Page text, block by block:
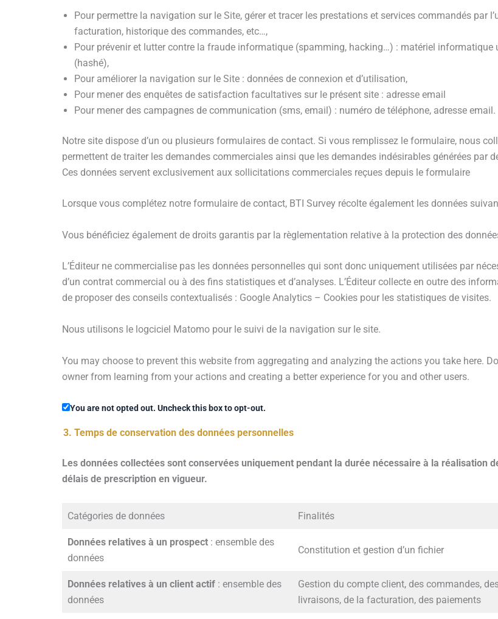
Pour permettre la navigation sur le Site, gérer et tracer les prestations et services commandés par
facturation, historique des commandes, etc…,
Pour prévenir et lutter contre la fraude informatique (spamming, hacking…) : matériel informatique
(hashé),
Pour améliorer la navigation sur le Site : données de connexion et d’utilisation,
Pour mener des enquêtes de satisfaction facultatives sur le présent site : adresse email
Pour mener des campagnes de communication (sms, email) : numéro de téléphone, adresse email.
Notre site dispose d’un ou plusieurs formulaires de contact. Si vous remplissez le formulaire, nous
permettent de traiter les demandes commerciales ainsi que les demandes indésirables générées par
Ces données servent exclusivement aux sollicitations commerciales reçues depuis le formulaire
Lorsque vous complétez notre formulaire de contact, BTI Survey récolte également les données
Vous bénéficiez également de droits garantis par la règlementation relative à la protection des
L’Éditeur ne commercialise pas les données personnelles qui sont donc uniquement utilisées par
d’un contrat commercial ou à des fins statistiques et d’analyses. L’Éditeur collecte en outre des
de proposer des conseils contextualisés : Google Analytics – Cookies pour les statistiques de visites.
Nous utilisons le logciciel Matomo pour le suivi de la navigation sur le site.
You may choose to prevent this website from aggregating and analyzing the actions you take here.
owner from learning from your actions and creating a better experience for you and other users.
You are not opted out. Uncheck this box to opt-out.
Temps de conservation des données personnelles
Les données collectées sont conservées uniquement pendant la durée nécessaire à la réalisation
délais de prescription en vigueur.
Catégories de données Finalités
Données relatives à un prospect : ensemble des
données
Constitution et gestion d’un fichier
Données relatives à un client actif : ensemble des
données
Gestion du compte client, des commandes,
livraisons, de la facturation, des paiements